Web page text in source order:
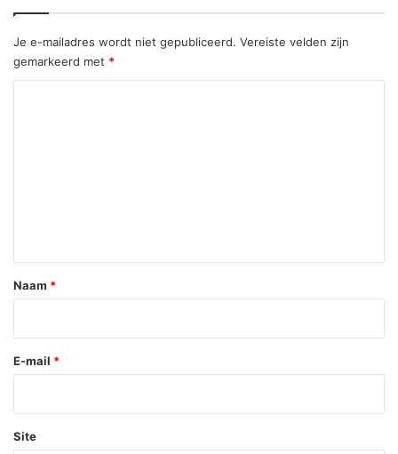
Je e-mailadres wordt niet gepubliceerd. Vereiste velden zijn
gemarkeerd met *
*
Naam *
E-mail *
Site